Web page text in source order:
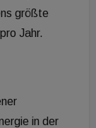
größte
Jahr.
in der